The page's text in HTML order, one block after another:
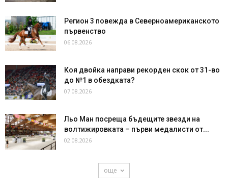
Регион 3 повежда в Северноамериканското
първенство
06.08.2026
Коя двойка направи рекорден скок от 31-во
до №1 в обездката?
07.08.2026
Льо Ман посреща бъдещите звезди на
волтижировката – първи медалисти от...
02.08.2026
още